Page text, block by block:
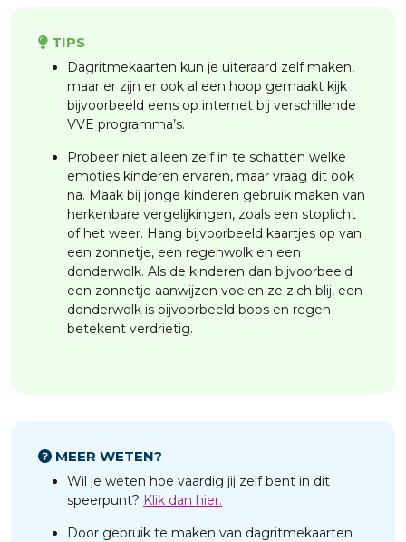
TIPS
Dagritmekaarten kun je uiteraard zelf maken,
maar er zijn er ook al een hoop gemaakt kijk
bijvoorbeeld eens op internet bij verschillende
VVE programma’s.
Probeer niet alleen zelf in te schatten welke
emoties kinderen ervaren, maar vraag dit ook
na. Maak bij jonge kinderen gebruik maken van
herkenbare vergelijkingen, zoals een stoplicht
of het weer. Hang bijvoorbeeld kaartjes op van
een zonnetje, een regenwolk en een
donderwolk. Als de kinderen dan bijvoorbeeld
een zonnetje aanwijzen voelen ze zich blij, een
donderwolk is bijvoorbeeld boos en regen
betekent verdrietig.
MEER WETEN?
Wil je weten hoe vaardig jij zelf bent in dit
speerpunt? Klik dan hier.
Door gebruik te maken van dagritmekaarten